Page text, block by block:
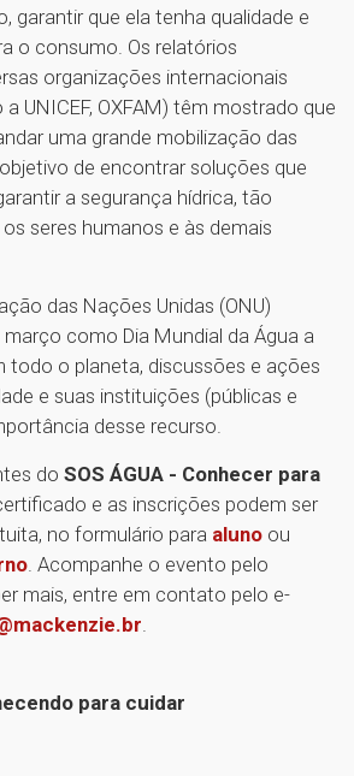
garantir que ela tenha qualidade e
o consumo. Os relatórios
organizações internacionais
UNICEF, OXFAM) têm mostrado que
uma grande mobilização das
de encontrar soluções que
a segurança hídrica, tão
seres humanos e às demais
das Nações Unidas (ONU)
como Dia Mundial da Água a
todo o planeta, discussões e ações
e suas instituições (públicas e
desse recurso.
do SOS ÁGUA - Conhecer para
e as inscrições podem ser
no formulário para aluno ou
. Acompanhe o evento pelo
mais, entre em contato pelo e-
para cuidar